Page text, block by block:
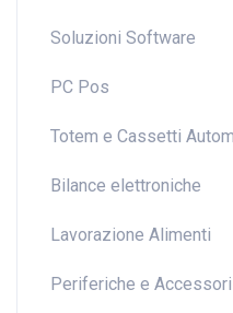
Soluzioni Software
PC Pos
Totem e Cassetti
Bilance elettroniche
Lavorazione Alimenti
Periferiche e Accessori